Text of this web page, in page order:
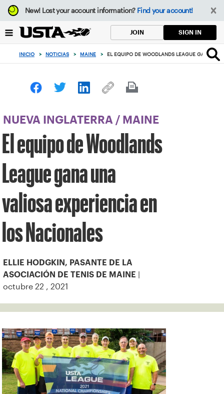
Enfoque
desde
botón
volver
principio
New!Lost your account information? Find your account!
JOIN SIGN IN
INICIO > NOTICIAS > MAINE > EL EQUIPO DE WOODLANDS LEAGUE GANA
NUEVA INGLATERRA / MAINE
El equipo de Woodlands
League gana una
valiosa experiencia en
los Nacionales
ELLIE HODGKIN, PASANTE DE LA
ASOCIACIÓN DE TENIS DE MAINE
octubre 22 , 2021